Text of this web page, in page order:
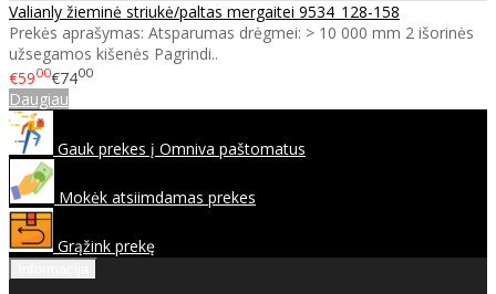
Valianly žieminė striukė/paltas mergaitei 9534_128-158
Prekės aprašymas: Atsparumas drėgmei: > 10 000 mm 2 išorinės
užsegamos kišenės Pagrindi..
€5900€7400
Daugiau
Gauk prekes į Omniva paštomatus
Mokėk atsiimdamas prekes
Grąžink prekę